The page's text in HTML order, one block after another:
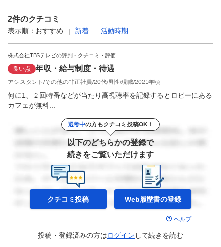
2件のクチコミ
表示順： おすすめ 新着 活動時期
株式会社TBSテレビの評判・クチコミ・評価
良い点 年収・給与制度・待遇
アシスタント その他の非正社員 20代 男性 現職 2021年頃
何に1、２回特番などが当たり高視聴率を記録するとロビーにある
カフェが無料...
選考中の方もクチコミ投稿OK！
以下のどちらかの登録で
続きをご覧いただけます
クチコミ投稿 Web履歴書の登録
ヘルプ
投稿・登録済みの方はログイン して続きを読む